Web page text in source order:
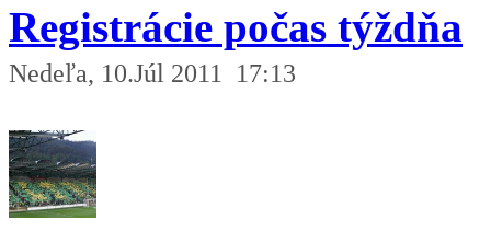
Registrácie počas týždňa
Nedeľa, 10.Júl 2011 17:13